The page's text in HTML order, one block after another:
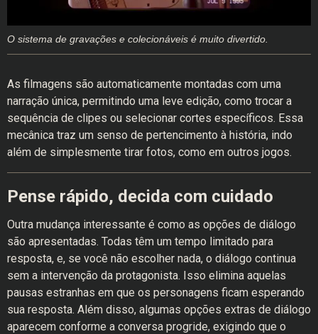
O sistema de gravações e colecionáveis é muito divertido.
As filmagens são automaticamente montadas com uma
narração única, permitindo uma leve edição, como trocar a
sequência de clipes ou selecionar cortes específicos. Essa
mecânica traz um senso de pertencimento à história, indo
além de simplesmente tirar fotos, como em outros jogos.
Pense rápido, decida com cuidado
Outra mudança interessante é como as opções de diálogo
são apresentadas. Todas têm um tempo limitado para
resposta, e, se você não escolher nada, o diálogo continua
sem a intervenção da protagonista. Isso elimina aquelas
pausas estranhas em que os personagens ficam esperando
sua resposta. Além disso, algumas opções extras de diálogo
aparecem conforme a conversa progride, exigindo que o